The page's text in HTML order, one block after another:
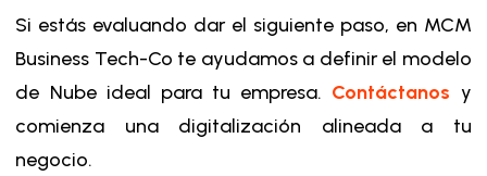
Si estás evaluando dar el siguiente paso, en MCM
Business Tech-Co te ayudamos a definir el modelo
de Nube ideal para tu empresa. Contáctanos y
comienza una digitalización alineada a tu
negocio.